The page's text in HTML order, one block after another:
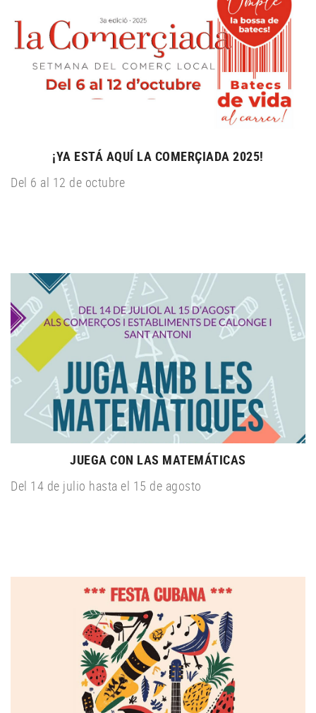
¡YA ESTÁ AQUÍ LA COMERÇIADA 2025!
Del 6 al 12 de octubre
JUEGA CON LAS MATEMÁTICAS
Del 14 de julio hasta el 15 de agosto